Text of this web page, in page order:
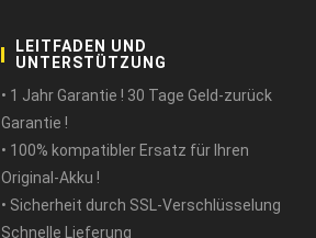
LEITFADEN UND
UNTERSTÜTZUNG
• 1 Jahr Garantie ! 30 Tage Geld-zurück
Garantie !
• 100% kompatibler Ersatz für Ihren
Original-Akku !
• Sicherheit durch SSL-Verschlüsselung
Schnelle Lieferung